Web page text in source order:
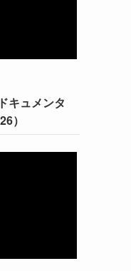
キュメンタ
）